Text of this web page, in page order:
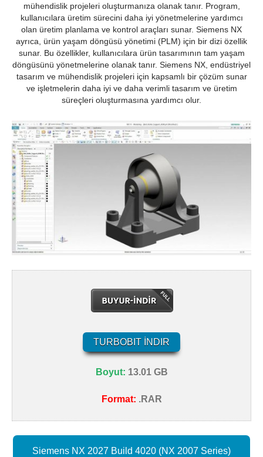
mühendislik projeleri oluşturmanıza olanak tanır. Program,
kullanıcılara üretim sürecini daha iyi yönetmelerine yardımcı
olan üretim planlama ve kontrol araçları sunar. Siemens NX
ayrıca, ürün yaşam döngüsü yönetimi (PLM) için bir dizi özellik
sunar. Bu özellikler, kullanıcılara ürün tasarımının tam yaşam
döngüsünü yönetmelerine olanak tanır. Siemens NX, endüstriyel
tasarım ve mühendislik projeleri için kapsamlı bir çözüm sunar
ve işletmelerin daha iyi ve daha verimli tasarım ve üretim
süreçleri oluşturmasına yardımcı olur.
TURBOBIT İNDIR
Boyut: 13.01 GB
Format: .RAR
Siemens NX 2027 Build 4020 (NX 2007 Series)